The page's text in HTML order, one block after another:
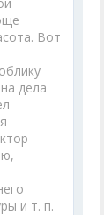
Вот
дела
и т. п.